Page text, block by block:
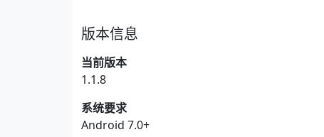
版本信息
当前版本
1.1.8
系统要求
Android 7.0+